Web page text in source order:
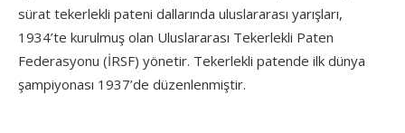
sürat tekerlekli pateni dallarında uluslararası yarışları,
1934’te kurulmuş olan Uluslararası Tekerlekli Paten
Federasyonu (İRSF) yönetir. Tekerlekli patende ilk dünya
şampiyonası 1937’de düzenlenmiştir.